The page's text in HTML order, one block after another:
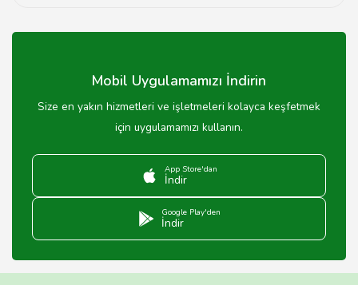
vererek pide ve lahmacun siparişi verebilirsiniz.
Mobil Uygulamamızı İndirin
Size en yakın hizmetleri ve işletmeleri kolayca keşfetmek
için uygulamamızı kullanın.
App Store'dan
İndir
Google Play'den
İndir